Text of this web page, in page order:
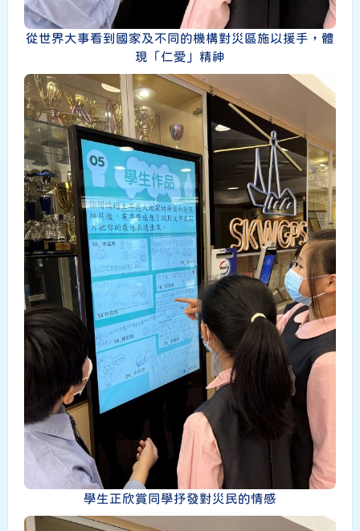
從世界大事看到國家及不同的機構對災區施以援手，體
現「仁愛」精神
學生正欣賞同學抒發對災民的情感